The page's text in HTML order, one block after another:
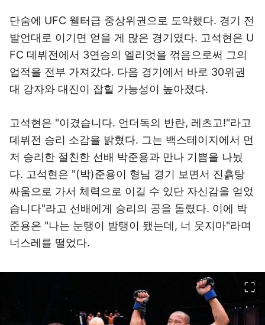
단숨에 UFC 웰터급 중상위권으로 도약했다. 경기 전
발언대로 이기면 얻을 게 많은 경기였다. 고석현은 U
FC 데뷔전에서 3연승의 엘리엇을 꺾음으로써 그의
업적을 전부 가져갔다. 다음 경기에서 바로 30위권
대 강자와 대진이 잡힐 가능성이 높아졌다.
고석현은 "이겼습니다. 언더독의 반란, 레츠고!"라고
데뷔전 승리 소감을 밝혔다. 그는 백스테이지에서 먼
저 승리한 절친한 선배 박준용과 만나 기쁨을 나눴
다. 고석현은 "(박)준용이 형님 경기 보면서 진흙탕
싸움으로 가서 체력으로 이길 수 있단 자신감을 얻었
습니다"라고 선배에게 승리의 공을 돌렸다. 이에 박
준용은 "나는 눈탱이 밤탱이 됐는데, 너 웃지마"라며
너스레를 떨었다.